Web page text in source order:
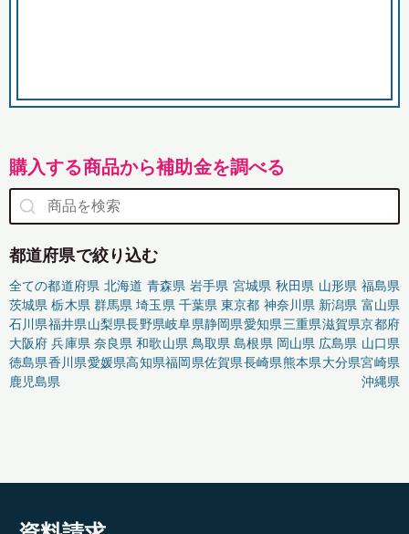
購入する商品から補助金を調べる
都道府県で絞り込む
全ての都道府県 北海道 青森県 岩手県 宮城県 秋田県 山形県 福島県
茨城県 栃木県 群馬県 埼玉県 千葉県 東京都 神奈川県 新潟県 富山県
石川県福井県山梨県長野県岐阜県静岡県愛知県三重県滋賀県京都府
大阪府 兵庫県 奈良県 和歌山県 鳥取県 島根県 岡山県 広島県 山口県
徳島県香川県愛媛県高知県福岡県佐賀県長崎県熊本県大分県宮崎県
鹿児島県
沖縄県